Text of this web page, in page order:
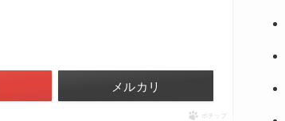
メルカリ
ポチップ